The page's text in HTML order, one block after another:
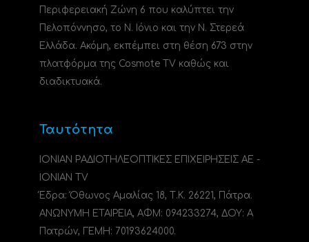
Περιφερειακή Ζώνη 6 που καλύπτει την
Πελοπόννησο, το N. Ιόνιο και την Ν. Στερεά
Ελλάδα. Ακόμη, εκπέμπει στη θέση 673 στην
πλατφόρμα της Cosmote TV καθώς και
διαδικτυακά.
Ταυτότητα
ΙΟΝΙΑΝ ΡΑΔΙΟΤΗΛΕΟΠΤΙΚΕΣ ΕΠΙΧΕΙΡΗΣΕΙΣ ΑΕ -
IONIAN TV
Έδρα: Όθωνος Αμαλίας 18, Τ.Κ. 26221, Πάτρα.
ΑΝΩΝΥΜΗ ΕΤΑΙΡΕΙΑ, ΑΦΜ: 094233274, ΔΟΥ: A
Πατρών, ΓΕΜΗ: 70193624000.